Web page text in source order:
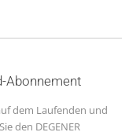
Abonnement
dem Laufenden und
den DEGENER